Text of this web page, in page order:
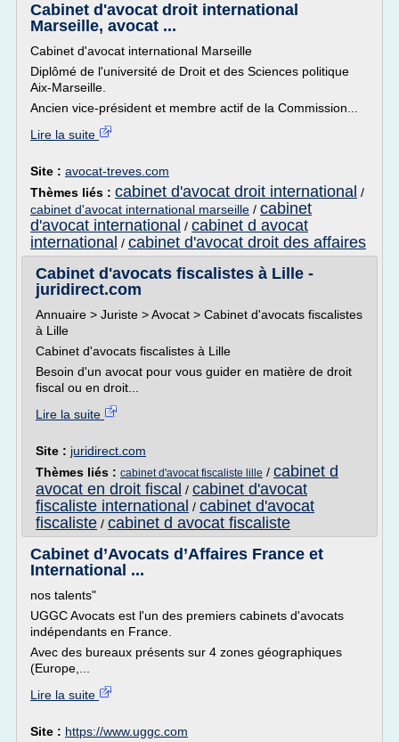
Cabinet d'avocat droit international
Marseille, avocat ...
Cabinet d'avocat international Marseille
Diplômé de l'université de Droit et des Sciences politique
Aix-Marseille.
Ancien vice-président et membre actif de la Commission...
Lire la suite
Site : avocat-treves.com
Thèmes liés : cabinet d'avocat droit international /
cabinet d'avocat international marseille / cabinet
d'avocat international / cabinet d avocat
international / cabinet d'avocat droit des affaires
Cabinet d'avocats fiscalistes à Lille -
juridirect.com
Annuaire > Juriste > Avocat > Cabinet d'avocats fiscalistes
à Lille
Cabinet d'avocats fiscalistes à Lille
Besoin d'un avocat pour vous guider en matière de droit
fiscal ou en droit...
Lire la suite
Site : juridirect.com
Thèmes liés : cabinet d'avocat fiscaliste lille / cabinet d
avocat en droit fiscal / cabinet d'avocat
fiscaliste international / cabinet d'avocat
fiscaliste / cabinet d avocat fiscaliste
Cabinet d’Avocats d’Affaires France et
International ...
nos talents"
UGGC Avocats est l'un des premiers cabinets d'avocats
indépendants en France.
Avec des bureaux présents sur 4 zones géographiques
(Europe,...
Lire la suite
Site : https://www.uggc.com